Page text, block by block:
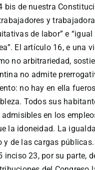
bis de nuestra
y
de labor” e
El artículo 16, e una
no arbitrariedad,
no admite
no hay en ella
Todos sus
admisibles en los
la idoneidad. La
y de las cargas públicas.
inciso 23, por su parte,